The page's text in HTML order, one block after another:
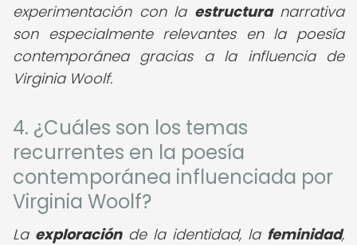
experimentación con la estructuranarrativa
son especialmente relevantes en la poesía
contemporánea gracias a la influencia de
Virginia Woolf.
4. ¿Cuáles son los temas
recurrentes en la poesía
contemporánea influenciada por
Virginia Woolf?
La exploraciónde la identidad, la feminidad,